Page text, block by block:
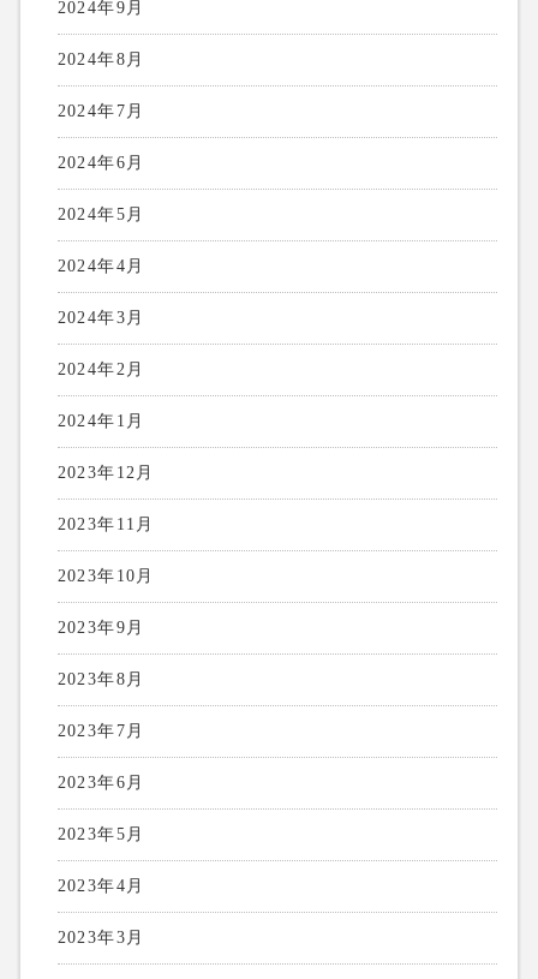
2024年9月
2024年8月
2024年7月
2024年6月
2024年5月
2024年4月
2024年3月
2024年2月
2024年1月
2023年12月
2023年11月
2023年10月
2023年9月
2023年8月
2023年7月
2023年6月
2023年5月
2023年4月
2023年3月